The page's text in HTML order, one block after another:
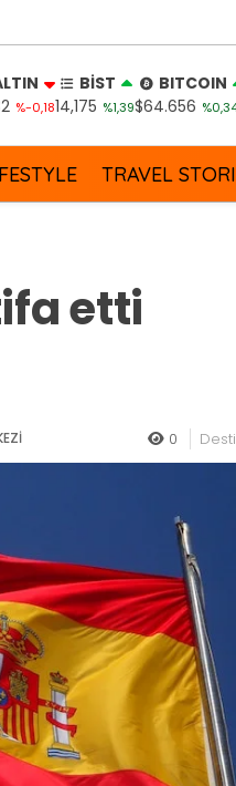
%-0,18
BİST
14,175 %1,39
BITCOIN
$64.656
TRAVEL
etti
0